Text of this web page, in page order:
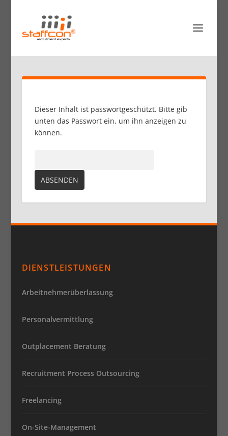
Dieser Inhalt ist passwortgeschützt. Bitte gib
unten das Passwort ein, um ihn anzeigen zu
können.
DIENSTLEISTUNGEN
Arbeitnehmerüberlassung
Personalvermittlung
Outplacement Beratung
Recruitment Process Outsourcing
Freelancing
On-Site-Management